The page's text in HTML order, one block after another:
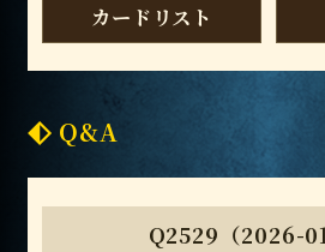
カードリスト
Q&A
Q2529（2026-